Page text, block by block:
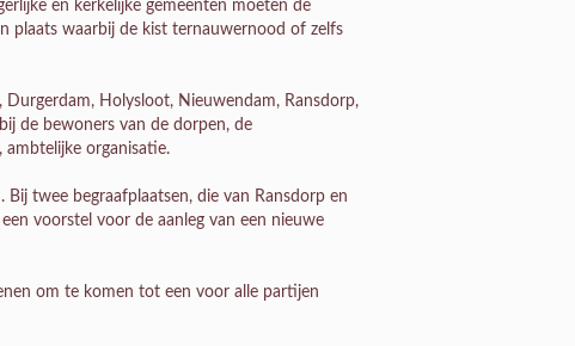
en kerkelijke gemeenten moeten de
plaats waarbij de kist ternauwernood of zelfs
Holysloot, Nieuwendam, Ransdorp,
de bewoners van de dorpen, de
ambtelijke organisatie.
twee begraafplaatsen, die van Ransdorp en
voorstel voor de aanleg van een nieuwe
om te komen tot een voor alle partijen